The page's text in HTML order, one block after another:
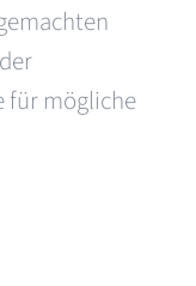
für mögliche